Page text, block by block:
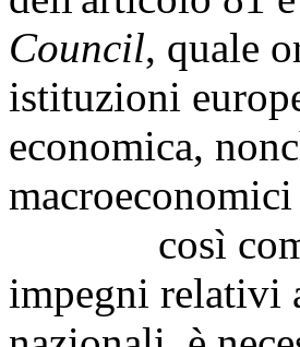
Council, quale
istituzioni
economica,
così come
impegni relativi